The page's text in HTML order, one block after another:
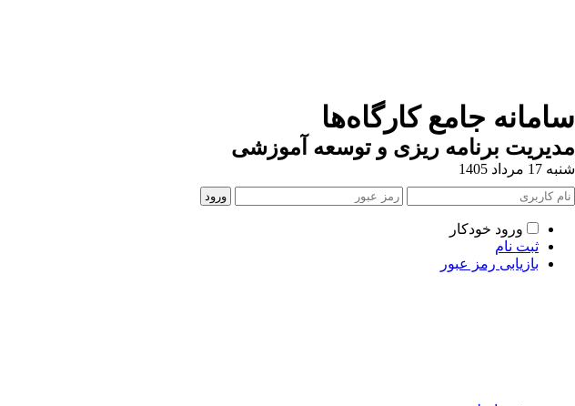
سامانه جامع کارگاه‌ها
مدیریت برنامه ریزی و توسعه آموزشی
شنبه 17 مرداد 1405
ورود خودکار
ثبت نام
بازیابی رمز عبور